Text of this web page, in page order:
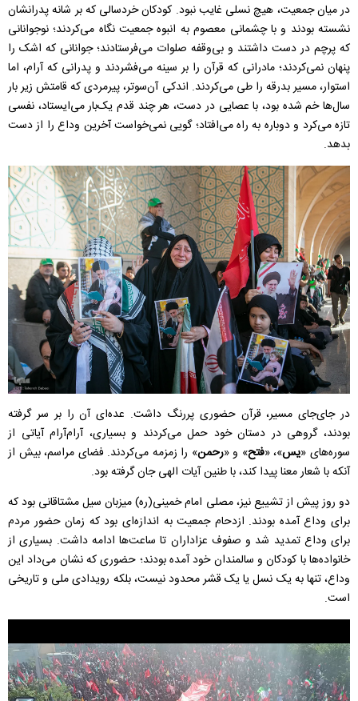
در میان جمعیت، هیچ نسلی غایب نبود. کودکان خردسالی که بر شانه پدرانشان
نشسته بودند و با چشمانی معصوم به انبوه جمعیت نگاه می‌کردند؛ نوجوانانی
که پرچم در دست داشتند و بی‌وقفه صلوات می‌فرستادند؛ جوانانی که اشک را
پنهان نمی‌کردند؛ مادرانی که قرآن را بر سینه می‌فشردند و پدرانی که آرام، اما
استوار، مسیر بدرقه را طی می‌کردند. اندکی آن‌سوتر، پیرمردی که قامتش زیر بار
سال‌ها خم شده بود، با عصایی در دست، هر چند قدم یک‌بار می‌ایستاد، نفسی
تازه می‌کرد و دوباره به راه می‌افتاد؛ گویی نمی‌خواست آخرین وداع را از دست
بدهد.
در جای‌جای مسیر، قرآن حضوری پررنگ داشت. عده‌ای آن را بر سر گرفته
بودند، گروهی در دستان خود حمل می‌کردند و بسیاری، آرام‌آرام آیاتی از
سوره‌های «یس»، «فتح» و «رحمن» را زمزمه می‌کردند. فضای مراسم، بیش از
آنکه با شعار معنا پیدا کند، با طنین آیات الهی جان گرفته بود.
دو روز پیش از تشییع نیز، مصلی امام خمینی(ره) میزبان سیل مشتاقانی بود که
برای وداع آمده بودند. ازدحام جمعیت به اندازه‌ای بود که زمان حضور مردم
برای وداع تمدید شد و صفوف عزاداران تا ساعت‌ها ادامه داشت. بسیاری از
خانواده‌ها با کودکان و سالمندان خود آمده بودند؛ حضوری که نشان می‌داد این
وداع، تنها به یک نسل یا یک قشر محدود نیست، بلکه رویدادی ملی و تاریخی
است.